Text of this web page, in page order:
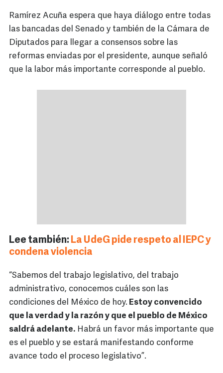
Ramírez Acuña espera que haya diálogo entre todas
las bancadas del Senado y también de la Cámara de
Diputados para llegar a consensos sobre las
reformas enviadas por el presidente, aunque señaló
que la labor más importante corresponde al pueblo.
Lee también: La UdeG pide respeto al IEPC y
condena violencia
“Sabemos del trabajo legislativo, del trabajo
administrativo, conocemos cuáles son las
condiciones del México de hoy. Estoy convencido
que la verdad y la razón y que el pueblo de México
saldrá adelante. Habrá un favor más importante que
es el pueblo y se estará manifestando conforme
avance todo el proceso legislativo”.